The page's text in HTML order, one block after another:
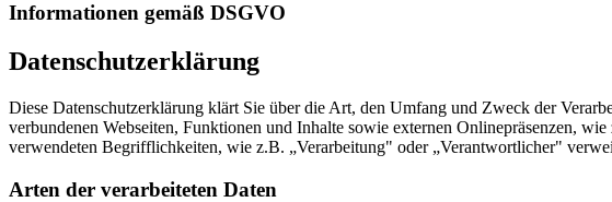
Informationen gemäß DSGVO
Datenschutzerklärung
Diese Datenschutzerklärung klärt Sie über die Art, den Umfang und Zweck der
verbundenen Webseiten, Funktionen und Inhalte sowie externen Onlinepräsenzen,
verwendeten Begrifflichkeiten, wie z.B. „Verarbeitung" oder „Verantwortlicher"
Arten der verarbeiteten Daten